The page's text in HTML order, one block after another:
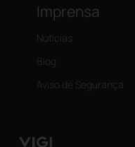
Imprensa
Notícias
Blog
Aviso de Segurança